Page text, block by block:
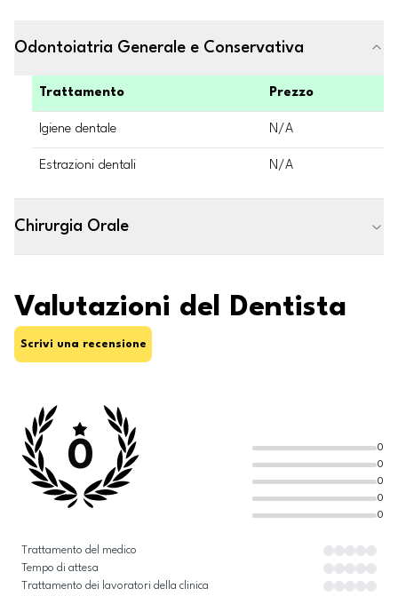
Odontoiatria Generale e Conservativa
Trattamento Prezzo
Igiene dentale N/A
Estrazioni dentali N/A
Chirurgia Orale
Valutazioni del Dentista
Scrivi una recensione
0
0
0
0
0
0
Trattamento del medico
Tempo di attesa
Trattamento dei lavoratori della clinica